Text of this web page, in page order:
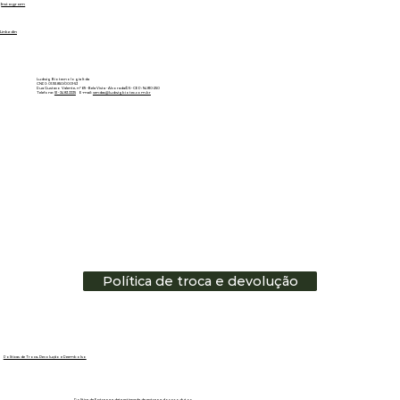
Políticas de Troca, Devolução e Reembolso
Ludwig Biotecnologia ltda
CNPJ: 01.151.850/0001-53
Rua Gustavo Valente, nº 69 - Bela Vista - Alvorada/RS - CEP: 94810-250
Telefone: 51 - 3483.3335E-mail: vendas@ludwigbiotec.com.br
Instagram
Linkedin
Política de troca e devolução